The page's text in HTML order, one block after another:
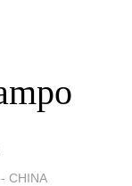
- CHINA